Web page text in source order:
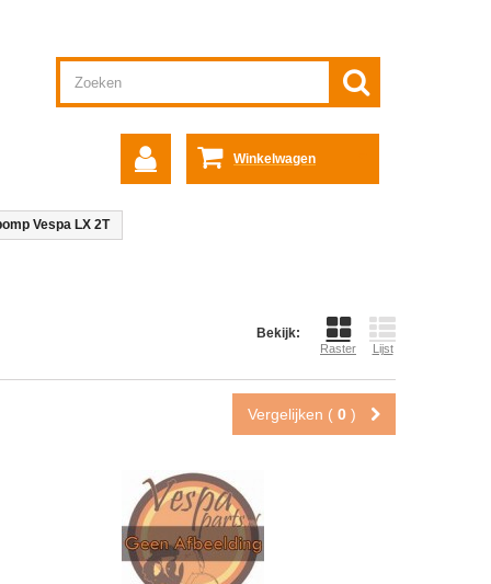
Winkelwagen
Vespa LX 2T
Bekijk:
Raster Lijst
Vergelijken ( 0 )